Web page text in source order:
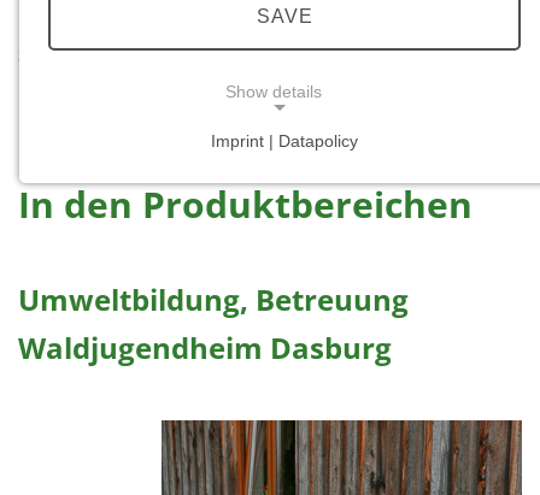
START
...
In den Produktbereichen
Umweltbildung, Betreuung
Waldjugendheim Dasburg
SAVE
Show details
Imprint | Datapolicy